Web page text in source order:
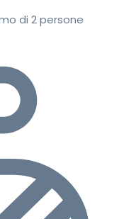
di 2 persone